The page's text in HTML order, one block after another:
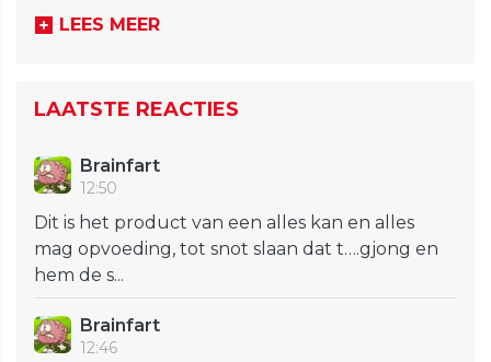
LEES MEER
LAATSTE REACTIES
Brainfart
12:50
Dit is het product van een alles kan en alles
mag opvoeding, tot snot slaan dat t….gjong en
hem de s...
Brainfart
12:46